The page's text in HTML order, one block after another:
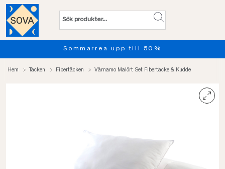
Sommarrea upp till 50%
Hem Täcken Fibertäcken Värnamo Malört Set Fibertäcke & Kudde